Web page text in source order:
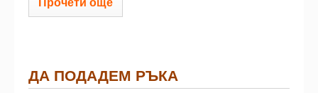
Прочети още
ДА ПОДАДЕМ РЪКА